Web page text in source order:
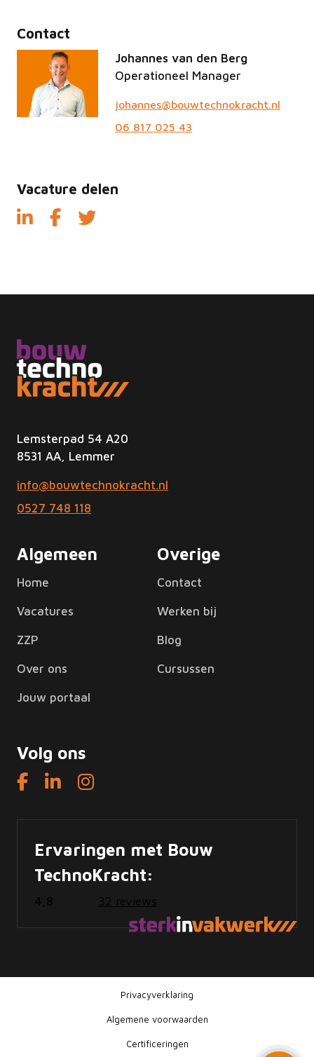
Contact
Johannes van den Berg
Operationeel Manager
johannes@bouwtechnokracht.nl
06 817 025 43
Vacature delen
Lemsterpad 54 A20
8531 AA, Lemmer
info@bouwtechnokracht.nl
0527 748 118
Algemeen
Home
Vacatures
ZZP
Over ons
Jouw portaal
Overige
Contact
Werken bij
Blog
Cursussen
Volg ons
Ervaringen met Bouw
TechnoKracht:
4,8 32 reviews
Privacyverklaring
Algemene voorwaarden
Certificeringen